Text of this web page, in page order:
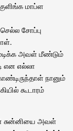
மாப்ள
சோப்பு
அவள் மீண்டும்
என எல்லா
நானும்
கூடாரம்
சுன்னியை அவள்